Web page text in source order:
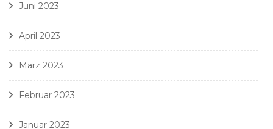
Juni 2023
April 2023
März 2023
Februar 2023
Januar 2023